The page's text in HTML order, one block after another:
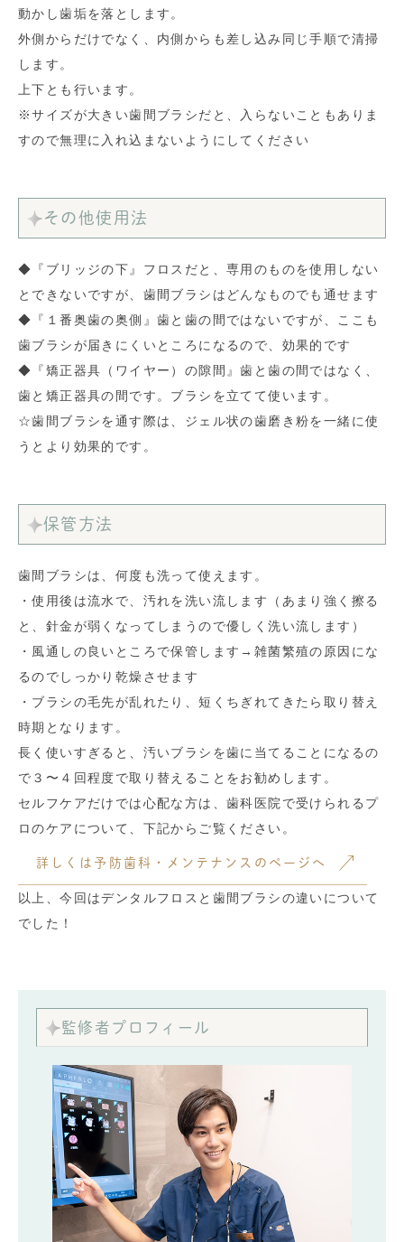
動かし歯垢を落とします。
外側からだけでなく、内側からも差し込み同じ手順で清掃
します。
上下とも行います。
※サイズが大きい歯間ブラシだと、入らないこともありま
すので無理に入れ込まないようにしてください
その他使用法
◆『ブリッジの下』フロスだと、専用のものを使用しない
とできないですが、歯間ブラシはどんなものでも通せます
◆『１番奥歯の奥側』歯と歯の間ではないですが、ここも
歯ブラシが届きにくいところになるので、効果的です
◆『矯正器具（ワイヤー）の隙間』歯と歯の間ではなく、
歯と矯正器具の間です。ブラシを立てて使います。
☆歯間ブラシを通す際は、ジェル状の歯磨き粉を一緒に使
うとより効果的です。
保管方法
歯間ブラシは、何度も洗って使えます。
・使用後は流水で、汚れを洗い流します（あまり強く擦る
と、針金が弱くなってしまうので優しく洗い流します）
・風通しの良いところで保管します→雑菌繁殖の原因にな
るのでしっかり乾燥させます
・ブラシの毛先が乱れたり、短くちぎれてきたら取り替え
時期となります。
長く使いすぎると、汚いブラシを歯に当てることになるの
で３〜４回程度で取り替えることをお勧めします。
セルフケアだけでは心配な方は、歯科医院で受けられるプ
ロのケアについて、下記からご覧ください。
詳しくは予防歯科・メンテナンスのページへ
以上、今回はデンタルフロスと歯間ブラシの違いについて
でした！
監修者プロフィール